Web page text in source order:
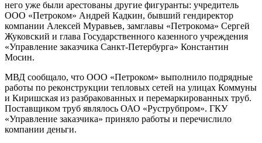
него уже были арестованы другие фигуранты: учредитель
ООО «Петроком» Андрей Кадкин, бывший гендиректор
компании Алексей Муравьев, замглавы «Петрокома» Сергей
Жуковский и глава Государственного казенного учреждения
«Управление заказчика Санкт-Петербурга» Константин
Мосин.
МВД сообщало, что ООО «Петроком» выполнило подрядные
работы по реконструкции тепловых сетей на улицах Коммуны
и Киришская из разбракованных и перемаркированных труб.
Поставщиком труб являлось ОАО «Руструбпром». ГКУ
«Управление заказчика» приняло работы и перечислило
компании деньги.